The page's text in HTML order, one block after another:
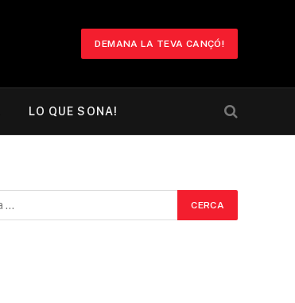
DEMANA LA TEVA CANÇÓ!
LO QUE SONA!